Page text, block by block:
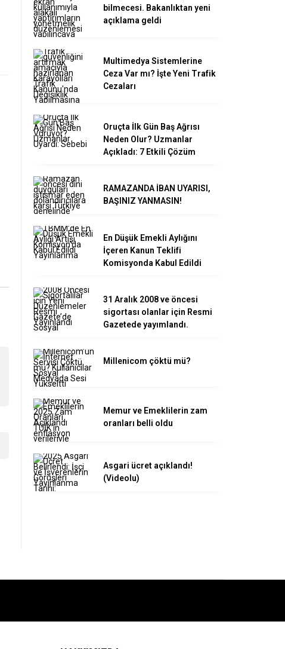
bilmecesi. Bakanlıktan yeni
açıklama geldi
Multimedya Sistemlerine
Ceza Var mı? İşte Yeni Trafik
Cezaları
Oruçta İlk Gün Baş Ağrısı
Neden Olur? Uzmanlar
Açıkladı: 7 Etkili Çözüm
RAMAZANDA İBAN UYARISI,
BAŞINIZ YANMASIN!
En Düşük Emekli Aylığını
İçeren Kanun Teklifi
Komisyonda Kabul Edildi
31 Aralık 2008 ve öncesi
sigortası olanlar için Resmi
Gazetede yayımlandı.
Millenicom çöktü mü?
Memur ve Emeklilerin zam
oranları belli oldu
Asgari ücret açıklandı!
(Videolu)